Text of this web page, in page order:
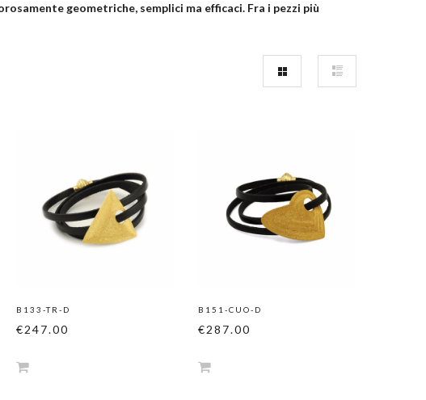
geometriche, semplici ma efficaci. Fra i pezzi più
B133-TR-D
€247.00
B151-CUO-D
€287.00